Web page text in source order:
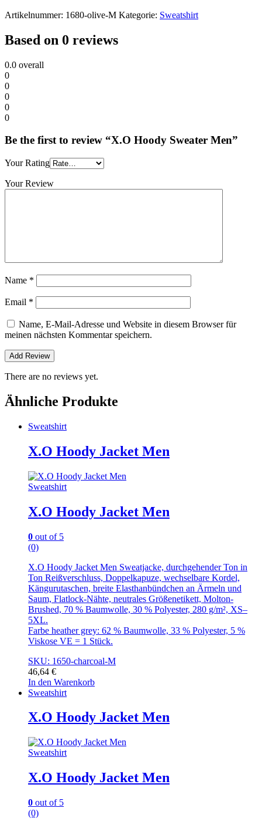
Artikelnummer: 1680-olive-M Kategorie: Sweatshirt
Based on 0 reviews
0.0 overall
0
0
0
0
0
Be the first to review “X.O Hoody Sweater Men”
Your Rating
Your Review
Name *
Email *
Name, E-Mail-Adresse und Website in diesem Browser für
meinen nächsten Kommentar speichern.
There are no reviews yet.
Ähnliche Produkte
Sweatshirt
X.O Hoody Jacket Men
Sweatshirt
X.O Hoody Jacket Men
0 out of 5
(0)
X.O Hoody Jacket Men Sweatjacke, durchgehender Ton in
Ton Reißverschluss, Doppelkapuze, wechselbare Kordel,
Kängurutaschen, breite Elasthanbündchen an Ärmeln und
Saum, Flatlock-Nähte, neutrales Größenetikett, Molton-
Brushed, 70 % Baumwolle, 30 % Polyester, 280 g/m², XS–
5XL.
Farbe heather grey: 62 % Baumwolle, 33 % Polyester, 5 %
Viskose VE = 1 Stück.
SKU: 1650-charcoal-M
46,64 €
In den Warenkorb
Sweatshirt
X.O Hoody Jacket Men
Sweatshirt
X.O Hoody Jacket Men
0 out of 5
(0)